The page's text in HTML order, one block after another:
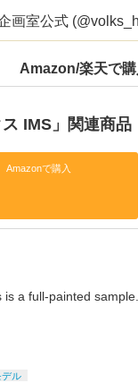
画室公式
Amazon/楽天で購
ス IMS」関連商品
Amazonで購入
a full-painted
デル